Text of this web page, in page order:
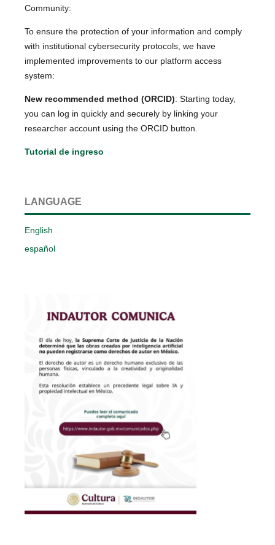
Community:
To ensure the protection of your information and comply
with institutional cybersecurity protocols, we have
implemented improvements to our platform access
system:
New recommended method (ORCID): Starting today,
you can log in quickly and securely by linking your
researcher account using the ORCID button.
Tutorial de ingreso
LANGUAGE
English
español